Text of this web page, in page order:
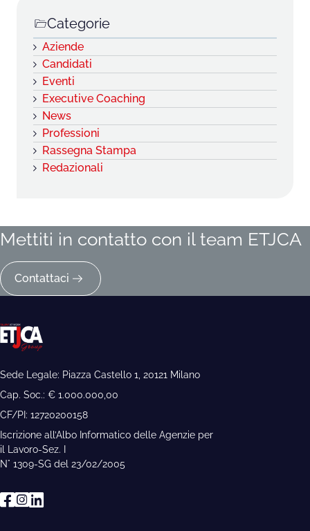
Categorie
Aziende
Candidati
Eventi
Executive Coaching
News
Professioni
Rassegna Stampa
Redazionali
Mettiti in contatto con il team ETJCA
Contattaci
Sede Legale: Piazza Castello 1, 20121 Milano
Cap. Soc.: € 1.000.000,00
CF/PI: 12720200158
Iscrizione all’Albo Informatico delle Agenzie per
il Lavoro-Sez. I
N° 1309-SG del 23/02/2005